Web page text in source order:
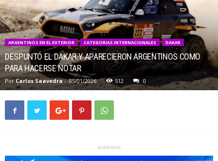
ARGENTINOS EN EL EXTERIOR CATEGORIAS INTERNACIONALES DAKAR
DESPUNTÓ EL DAKAR Y APARECIERON ARGENTINOS COMO
PARA HACERSE NOTAR
Por Carlos Saavedra- 05/01/2026 512 0
publicidad